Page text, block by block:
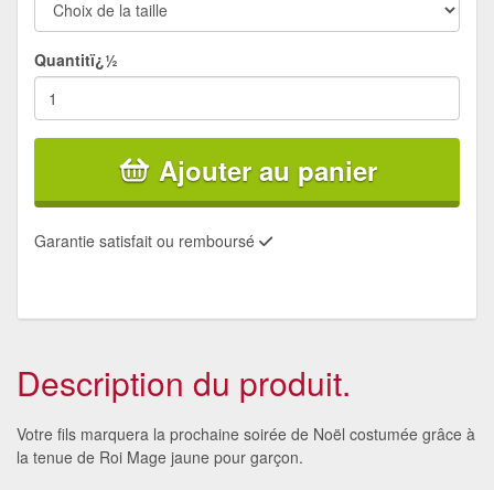
Quantitï¿½
Ajouter au panier
Garantie satisfait ou remboursé
Description du produit.
Votre fils marquera la prochaine soirée de Noël costumée grâce à
la tenue de Roi Mage jaune pour garçon.